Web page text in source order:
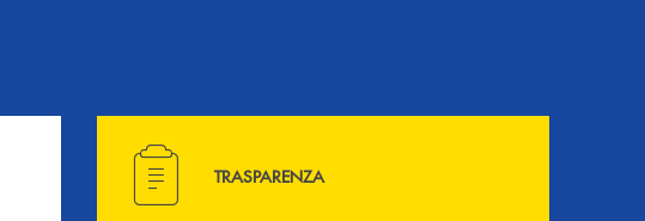
Hai bisogno di alcuni documenti ? Vai alla pagina della
TRASPARENZA